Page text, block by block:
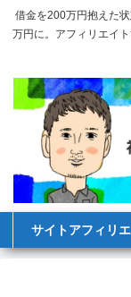
借金を200万円抱えた
万円に。アフィリエイ
サイトアフィリ